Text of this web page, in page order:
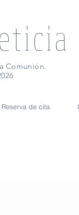
Comunión.
Reserva de cita